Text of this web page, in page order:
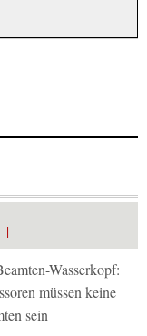
Wasserkopf:
müssen keine
sein